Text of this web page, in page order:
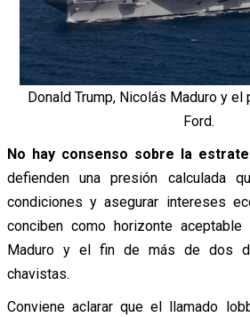
Donald Trump, Nicolás Maduro y el
Ford.
No hay consenso sobre la
defienden una presión calculada
condiciones y asegurar intereses
conciben como horizonte
Maduro y el fin de más de dos
chavistas.
Conviene aclarar que el llamado